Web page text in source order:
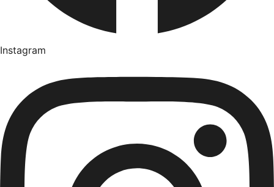
Instagram